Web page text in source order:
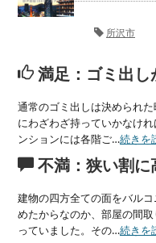
所沢市
満足：ゴミ出し
通常のゴミ出しは決められ
にわざわざ持っていかなけ
ンションには各階ご…続きを
不満：狭い割に
建物の四方全ての面をバル
めたからなのか、部屋の間
っていました。その…続きを